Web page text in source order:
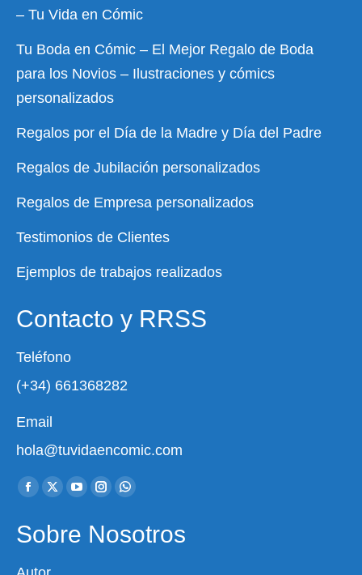
– Tu Vida en Cómic
Tu Boda en Cómic – El Mejor Regalo de Boda
para los Novios – Ilustraciones y cómics
personalizados
Regalos por el Día de la Madre y Día del Padre
Regalos de Jubilación personalizados
Regalos de Empresa personalizados
Testimonios de Clientes
Ejemplos de trabajos realizados
Contacto y RRSS
Teléfono
(+34) 661368282
Email
hola@tuvidaencomic.com
Encuéntranos en:
Facebook
opens
X
opens
YouTube
opens
Instagram
opens
Whatsapp
opens
Sobre Nosotros